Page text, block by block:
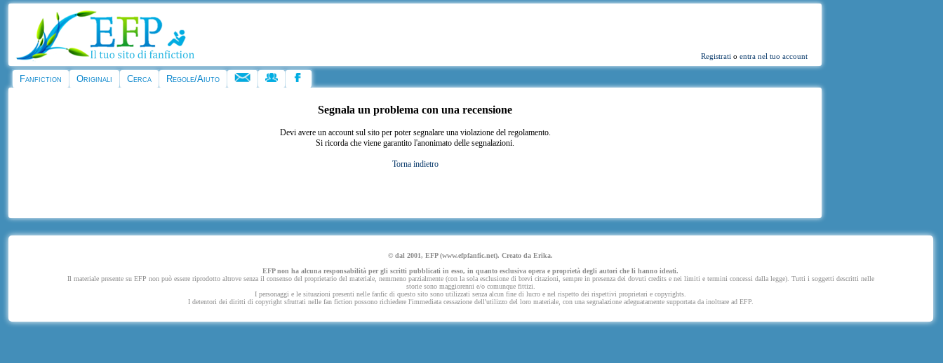
Registrati oentra nel tuo account
Fanfiction Originali Cerca Regole/Aiuto
Segnala un problema con una recensione
Devi avere un account sul sito per poter segnalare una violazione del regolamento.
Si ricorda che viene garantito l'anonimato delle segnalazioni.
Torna indietro
© dal 2001, EFP (www.efpfanfic.net). Creato da Erika.
EFP non ha alcuna responsabilità per gli scritti pubblicati in esso, in quanto esclusiva opera e proprietà degli autori che li hanno ideati.
Il materiale presente su EFP non può essere riprodotto altrove senza il consenso del proprietario del materiale, nemmeno parzialmente (con la sola esclusione di brevi citazioni, sempre in presenza dei dovuti credits e nei limiti e termini concessi dalla legge). Tutti i soggetti descritti nelle
storie sono maggiorenni e/o comunque fittizi.
I personaggi e le situazioni presenti nelle fanfic di questo sito sono utilizzati senza alcun fine di lucro e nel rispetto dei rispettivi proprietari e copyrights.
I detentori dei diritti di copyright sfruttati nelle fan fiction possono richiedere l'immediata cessazione dell'utilizzo del loro materiale, con una segnalazione adeguatamente supportata da inoltrare ad EFP.